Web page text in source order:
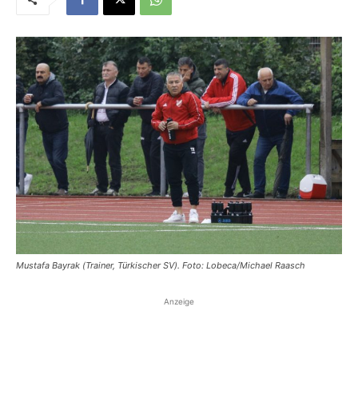
Mustafa Bayrak (Trainer, Türkischer SV). Foto: Lobeca/Michael Raasch
Anzeige